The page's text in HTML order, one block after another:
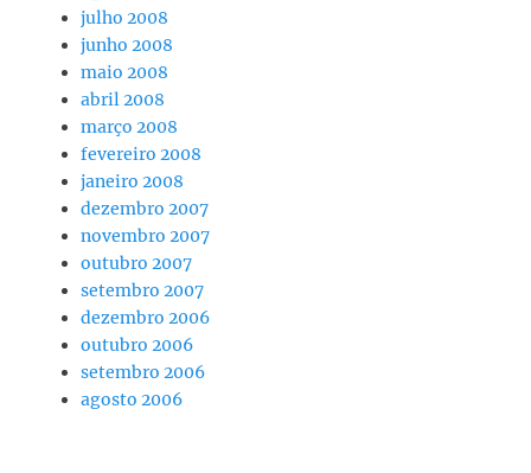
julho 2008
junho 2008
maio 2008
abril 2008
março 2008
fevereiro 2008
janeiro 2008
dezembro 2007
novembro 2007
outubro 2007
setembro 2007
dezembro 2006
outubro 2006
setembro 2006
agosto 2006